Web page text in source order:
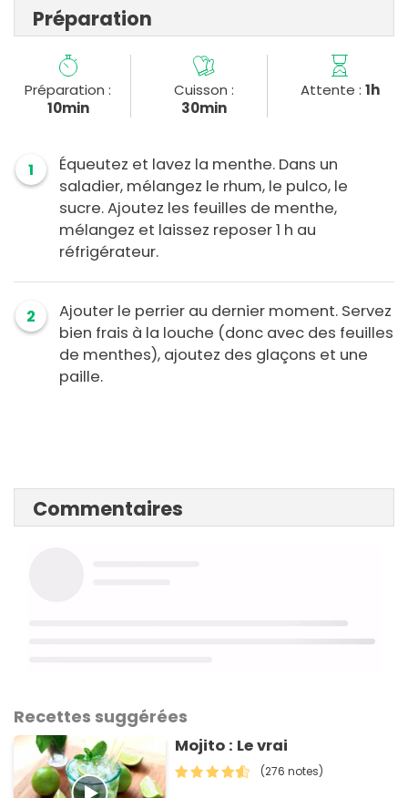
Préparation
Préparation :
10min
Cuisson :
30min
Attente : 1h
1
Équeutez et lavez la menthe. Dans un
saladier, mélangez le rhum, le pulco, le
sucre. Ajoutez les feuilles de menthe,
mélangez et laissez reposer 1 h au
réfrigérateur.
2
Ajouter le perrier au dernier moment. Servez
bien frais à la louche (donc avec des feuilles
de menthes), ajoutez des glaçons et une
paille.
Commentaires
Recettes suggérées
Mojito : Le vrai
(276 notes)